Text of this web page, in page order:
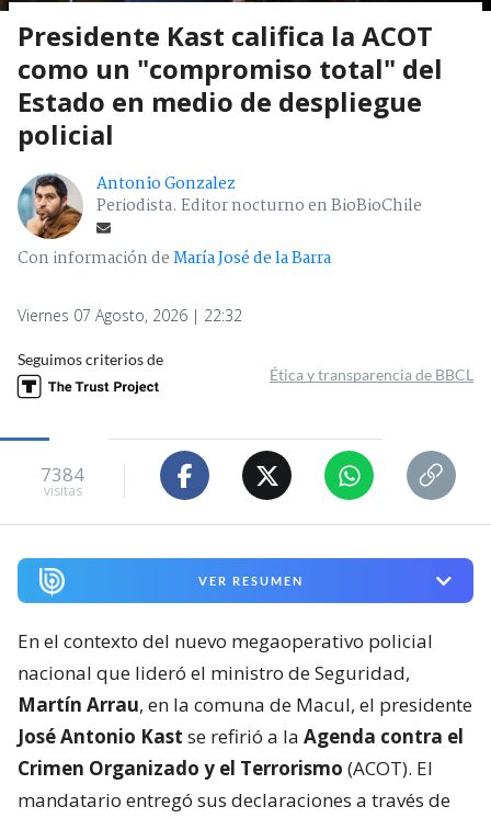
Presidente Kast califica la ACOT
como un "compromiso total" del
Estado en medio de despliegue
policial
Antonio Gonzalez
Periodista. Editor nocturno en BioBioChile
Con información deMaría José de la Barra
Viernes 07 Agosto, 2026 | 22:32
Seguimos criterios de
Ética y transparencia de BBCL
7384
visitas
VER RESUMEN
En el contexto del nuevo megaoperativo policial
nacional que lideró el ministro de Seguridad,
Martín Arrau, en la comuna de Macul, el presidente
José Antonio Kast se refirió a la Agenda contra el
Crimen Organizado y el Terrorismo (ACOT). El
mandatario entregó sus declaraciones a través de